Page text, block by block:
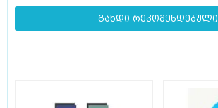
გახდი რეკომენდებული